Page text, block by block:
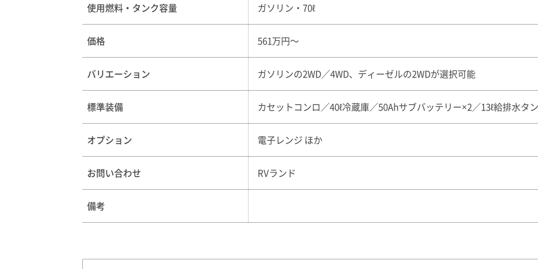
使用燃料・タンク容量 ガソリン・70ℓ
価格 561万円〜
バリエーション ガソリンの2WD／4WD、ディーゼルの2WDが選択可能
標準装備 カセットコンロ／40ℓ冷蔵庫／50Ahサブバッテリー×2／13ℓ給排水タ
オプション 電子レンジ ほか
お問い合わせ RVランド
備考